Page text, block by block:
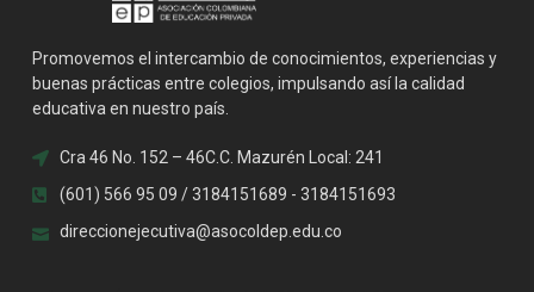
Promovemos el intercambio de conocimientos, experiencias y
buenas prácticas entre colegios, impulsando así la calidad
educativa en nuestro país.
Cra 46 No. 152 – 46C.C. Mazurén Local: 241
(601) 566 95 09 / 3184151689 - 3184151693
direccionejecutiva@asocoldep.edu.co